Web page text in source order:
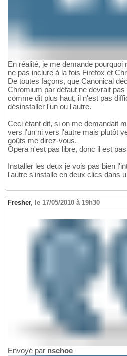
En réalité, je me demande
ne pas inclure à la fois Firefox et
De toutes façons, que Canonical
Chromium par défaut ne devrait
comme dit plus haut, il n'est pas
désinstaller l'un ou l'autre.
Ceci étant dit, si on me demandait
vers l'un ni vers l'autre mais plutôt
goûts me direz-vous.
Opera n'est pas libre, donc il est
Installer les deux je vois pas bien
l'autre s'installe en deux clics dans
Fresher, le 17/05/2010 à 19h30
Envoyé par nschoe